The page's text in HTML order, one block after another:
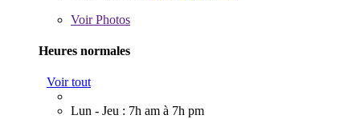
VoirPhotos
Heures normales
Voir tout
Lun - Jeu : 7h am à 7h pm